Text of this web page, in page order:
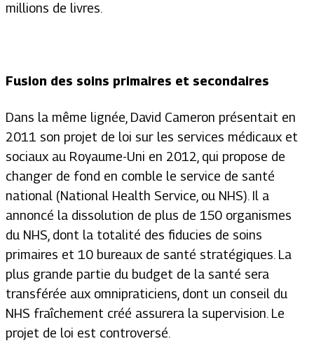
millions de livres.
Fusion des soins primaires et secondaires
Dans la même lignée, David Cameron présentait en
2011 son projet de loi sur les services médicaux et
sociaux au Royaume-Uni en 2012, qui propose de
changer de fond en comble le service de santé
national (National Health Service, ou NHS). Il a
annoncé la dissolution de plus de 150 organismes
du NHS, dont la totalité des fiducies de soins
primaires et 10 bureaux de santé stratégiques. La
plus grande partie du budget de la santé sera
transférée aux omnipraticiens, dont un conseil du
NHS fraîchement créé assurera la supervision. Le
projet de loi est controversé.